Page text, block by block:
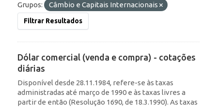
Grupos:
Câmbio e Capitais Internacionais
Filtrar Resultados
Dólar comercial (venda e compra) - cotações
diárias
Disponível desde 28.11.1984, refere-se às taxas
administradas até março de 1990 e às taxas livres a
partir de então (Resolução 1690, de 18.3.1990). As taxas